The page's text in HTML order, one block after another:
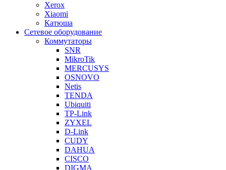
Xerox
Xiaomi
Катюша
Сетевое оборудование
Коммутаторы
SNR
MikroTik
MERCUSYS
OSNOVO
Netis
TENDA
Ubiquiti
TP-Link
ZYXEL
D-Link
CUDY
DAHUA
CISCO
DIGMA